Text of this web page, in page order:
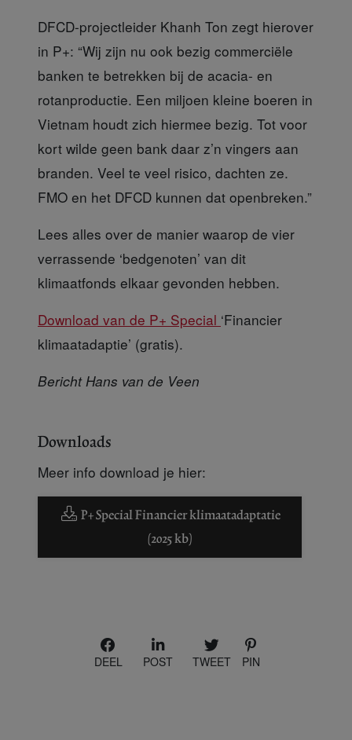
DFCD-projectleider Khanh Ton zegt hierover
in P+: “Wij zijn nu ook bezig commerciële
banken te betrekken bij de acacia- en
rotanproductie. Een miljoen kleine boeren in
Vietnam houdt zich hiermee bezig. Tot voor
kort wilde geen bank daar z’n vingers aan
branden. Veel te veel risico, dachten ze.
FMO en het DFCD kunnen dat openbreken.”
Lees alles over de manier waarop de vier
verrassende ‘bedgenoten’ van dit
klimaatfonds elkaar gevonden hebben.
Download van de P+ Special ‘Financier
klimaatadaptie’ (gratis).
Bericht Hans van de Veen
Downloads
Meer info download je hier:
P+ Special Financier klimaatadaptatie
(2025 kb)
DEEL POST TWEET PIN